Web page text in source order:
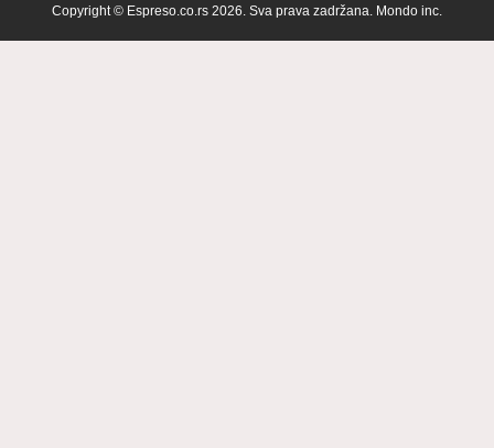
Copyright © Espreso.co.rs 2026. Sva prava zadržana. Mondo inc.